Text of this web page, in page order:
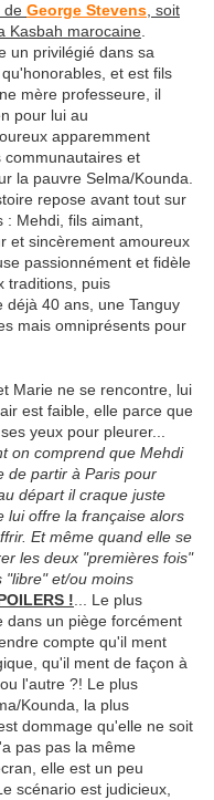
de George Stevens , soit
Kasbah marocaine
un privilégié dans sa
et est fils
mère professeure, il
pour lui au
apparemment
et
la pauvre Selma/Kounda.
repose avant tout sur
Mehdi, fils aimant,
et sincèrement amoureux
passionnément et fidèle
traditions, puis
déjà 40 ans, une Tanguy
mais omniprésents pour
Marie ne se rencontre, lui
est faible, elle parce que
yeux pour pleurer...
on comprend que Mehdi
de partir à Paris pour
départ il craque juste
lui offre la française alors
Et même quand elle se
les deux "premières fois"
"libre" et/ou moins
! ... Le plus
dans un piège forcément
compte qu'il ment
qu'il ment de façon à
l'autre ?! Le plus
Kounda, la plus
dommage qu'elle ne soit
pas pas la même
elle est un peu
scénario est judicieux,